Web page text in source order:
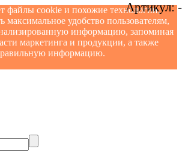
файлы cookie и похожие технологии,
максимальное удобство пользователям,
информацию, запоминая
маркетинга и продукции, а также
информацию.
Артикул:-